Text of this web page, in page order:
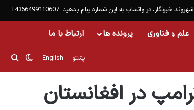
خبرنگار، در واتساپ به این شماره پیام بدهید: 4366499110607+
علم و فناوری پرونده ها ارتباط با ما
English پشتو تغییر
در افغانستان